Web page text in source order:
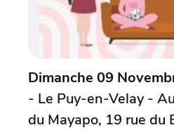
Dimanche 09
- Le Puy-en-Velay -
du Mayapo, 19 rue du